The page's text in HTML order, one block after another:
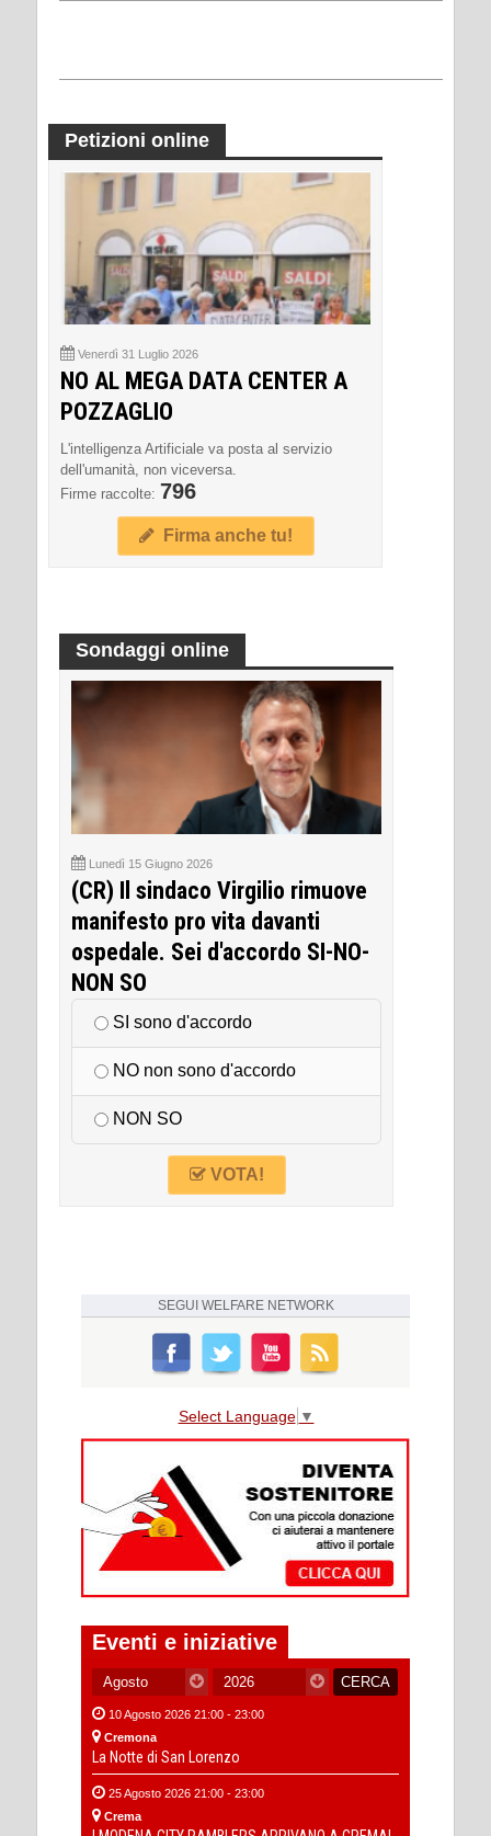
Petizioni online
Venerdì 31 Luglio 2026
NO AL MEGA DATA CENTER A
POZZAGLIO
L'intelligenza Artificiale va posta al servizio
dell'umanità, non viceversa.
Firme raccolte: 796
Firma anche tu!
Sondaggi online
Lunedì 15 Giugno 2026
(CR) Il sindaco Virgilio rimuove
manifesto pro vita davanti
ospedale. Sei d'accordo SI-NO-
NON SO
SI sono d'accordo
NO non sono d'accordo
NON SO
VOTA!
SEGUI WELFARE NETWORK
Select Language ▼
Eventi e iniziative
10 Agosto 2026 21:00 - 23:00
Cremona
La Notte di San Lorenzo
25 Agosto 2026 21:00 - 23:00
Crema